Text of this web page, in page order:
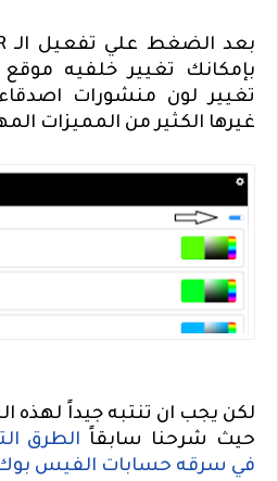
بعد الضغط علي تفعيل الـ
بإمكانك تغيير خلفيه
تغيير لون منشورات
غيرها الكثير من المميزات
لكن يجب ان تنتبه جيداً لهذه
حيث شرحنا سابقاً الطرق
في سرقه حسابات الفيس